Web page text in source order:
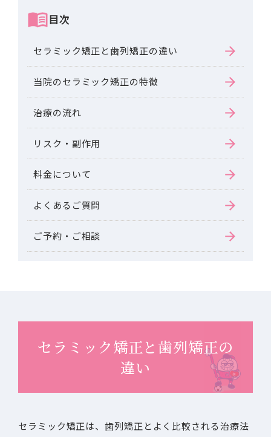
目次
セラミック矯正と歯列矯正の違い
当院のセラミック矯正の特徴
治療の流れ
リスク・副作用
料金について
よくあるご質問
ご予約・ご相談
セラミック矯正と歯列矯正の
違い
セラミック矯正は、歯列矯正とよく比較される治療法